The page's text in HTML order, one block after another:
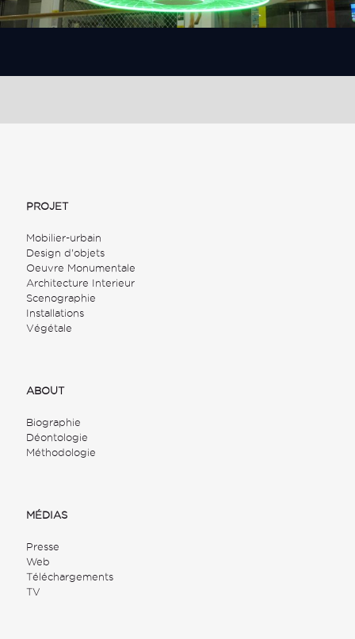
PROJET
Mobilier-urbain
Design d'objets
Oeuvre Monumentale
Architecture Interieur
Scenographie
Installations
Végétale
ABOUT
Biographie
Déontologie
Méthodologie
MÉDIAS
Presse
Web
Téléchargements
TV